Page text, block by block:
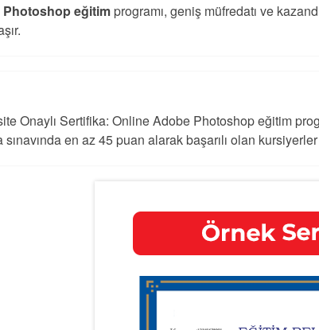
Photoshop eğitim programı, geniş müfredatı ve
Onaylı Sertifika: Online Adobe Photoshop eğitim
sınavında en az 45 puan alarak başarılı olan